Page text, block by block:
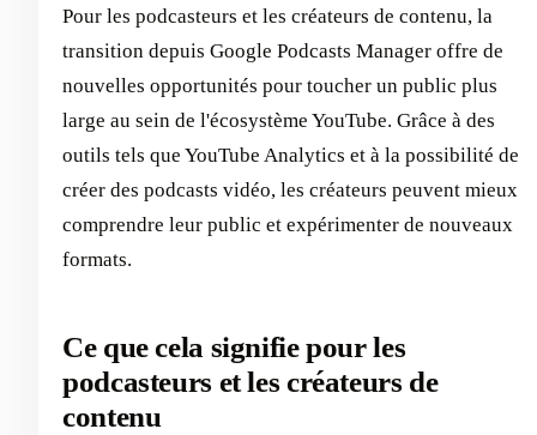
Pour les podcasteurs et les créateurs de contenu, la
transition depuis Google Podcasts Manager offre de
nouvelles opportunités pour toucher un public plus
large au sein de l'écosystème YouTube. Grâce à des
outils tels que YouTube Analytics et à la possibilité de
créer des podcasts vidéo, les créateurs peuvent mieux
comprendre leur public et expérimenter de nouveaux
formats.
Ce que cela signifie pour les
podcasteurs et les créateurs de
contenu